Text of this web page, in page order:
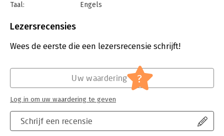
Taal:
Engels
Aantal pagina's:
Verschijningsdatum:
6-2-2025
Lezersrecensies
Wees de eerste die een lezersrecensie schrijft!
Schrijf een recensie
Uw waardering ?
Log in om uw waardering te geven